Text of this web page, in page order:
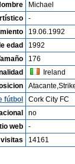
Michael
-
19.06.1992
edad
1992
176
Ireland
fútbol
Cork City FC
no
web
-
visitas
14161